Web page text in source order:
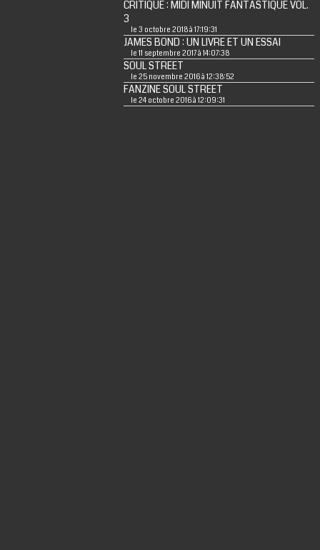
CRITIQUE : MIDI MINUIT FANTASTIQUE VOL.
3
le 3 octobre 2018 à 17:19:31
JAMES BOND : UN LIVRE ET UN ESSAI
le 11 septembre 2017 à 14:07:38
SOUL STREET
le 25 novembre 2016 à 12:38:52
FANZINE SOUL STREET
le 24 octobre 2016 à 12:09:31